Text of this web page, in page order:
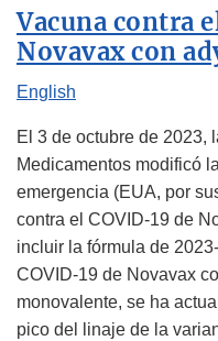
Vacuna contra
Novavax con
English
El 3 de octubre de 2023,
Medicamentos modificó
emergencia (EUA, por
contra el COVID-19 de
incluir la fórmula de
COVID-19 de Novavax
monovalente, se ha
pico del linaje de la